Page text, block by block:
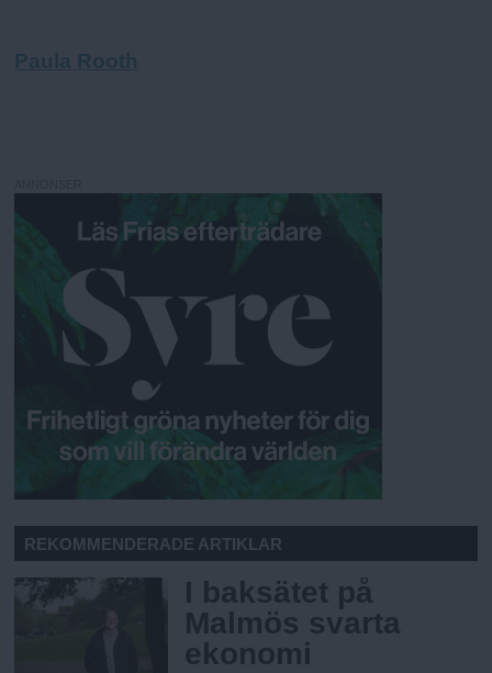
Paula Rooth
REKOMMENDERADE ARTIKLAR
I baksätet på
Malmös svarta
ekonomi